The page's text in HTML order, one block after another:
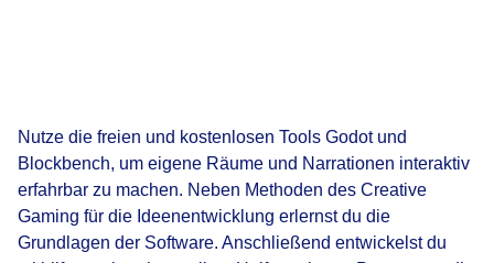
Nutze die freien und kostenlosen Tools Godot und
Blockbench, um eigene Räume und Narrationen interaktiv
erfahrbar zu machen. Neben Methoden des Creative
Gaming für die Ideenentwicklung erlernst du die
Grundlagen der Software. Anschließend entwickelst du